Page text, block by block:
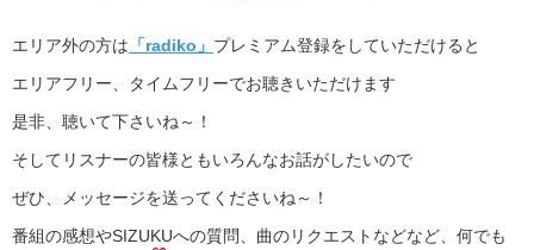
エリア外の方は 「radiko」 プレミアム登録をしていただけると
エリアフリー、タイムフリーでお聴きいただけます
是非、聴いて下さいね～！
そしてリスナーの皆様ともいろんなお話がしたいので
ぜひ、メッセージを送ってくださいね～！
番組の感想やSIZUKUへの質問、曲のリクエストなどなど、何でも